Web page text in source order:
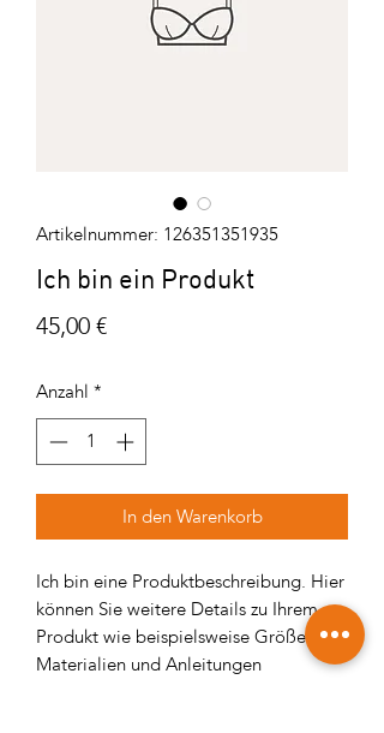
Artikelnummer: 126351351935
Ich bin ein Produkt
45,00 €Preis
Anzahl *
In den Warenkorb
Ich bin eine Produktbeschreibung. Hier
können Sie weitere Details zu Ihrem
Produkt wie beispielsweise Größen,
Materialien und Anleitungen